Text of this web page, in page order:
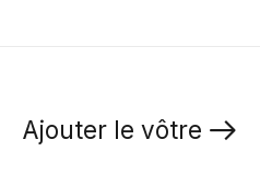
Ajouter le vôtre